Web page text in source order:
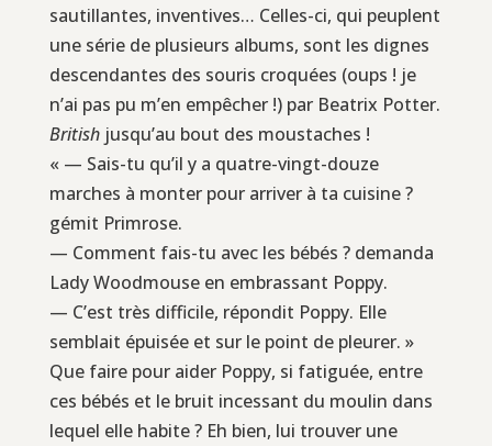
sautillantes, inventives… Celles-ci, qui peuplent
une série de plusieurs albums, sont les dignes
descendantes des souris croquées (oups ! je
n’ai pas pu m’en empêcher !) par Beatrix Potter.
British jusqu’au bout des moustaches !
« — Sais-tu qu’il y a quatre-vingt-douze
marches à monter pour arriver à ta cuisine ?
gémit Primrose.
— Comment fais-tu avec les bébés ? demanda
Lady Woodmouse en embrassant Poppy.
— C’est très difficile, répondit Poppy. Elle
semblait épuisée et sur le point de pleurer. »
Que faire pour aider Poppy, si fatiguée, entre
ces bébés et le bruit incessant du moulin dans
lequel elle habite ? Eh bien, lui trouver une